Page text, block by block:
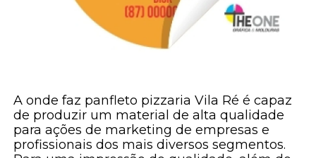
A onde faz panfleto pizzaria Vila Ré é capaz
de produzir um material de alta qualidade
para ações de marketing de empresas e
profissionais dos mais diversos segmentos.